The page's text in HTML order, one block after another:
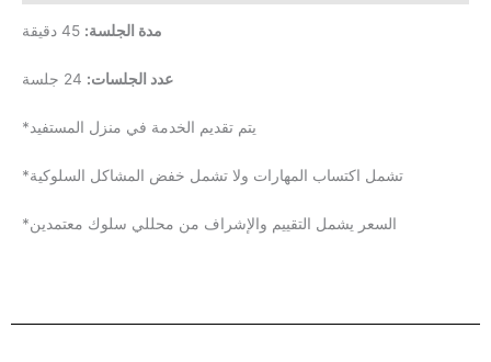
مدة الجلسة:
عدد الجلسات:
*يتم تقديم الخدمة في منزل المستفيد
*تشمل اكتساب المهارات ولا تشمل خفض المشاكل السلوكية
*السعر يشمل التقييم والإشراف من محللي سلوك معتمدين